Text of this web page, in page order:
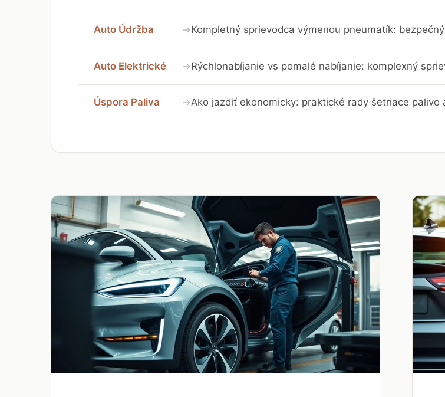
Auto Údržba →Kompletný sprievodca výmenou pneumatík:
Auto Elektrické →Rýchlonabíjanie vs pomalé nabíjanie: komplexný
Úspora Paliva →Ako jazdiť ekonomicky: praktické rady šetriace palivo